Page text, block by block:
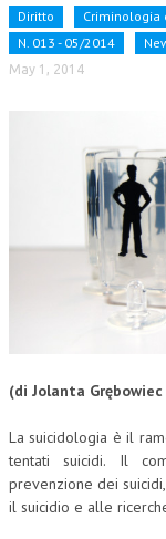
Diritto Criminologia
N. 013 - 05/2014
May 1, 2014
(di Jolanta
La suicidologia è il
tentati suicidi. Il
prevenzione dei
il suicidio e alle